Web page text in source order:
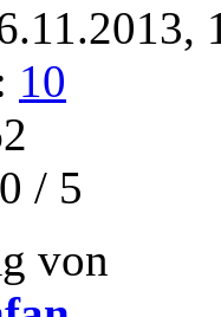
10
/ 5
von